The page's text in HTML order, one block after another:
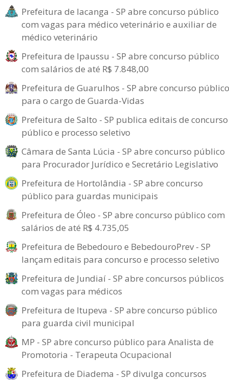
Prefeitura de Iacanga - SP abre concurso público
com vagas para médico veterinário e auxiliar de
médico veterinário
Prefeitura de Ipaussu - SP abre concurso público
com salários de até R$ 7.848,00
Prefeitura de Guarulhos - SP abre concurso público
para o cargo de Guarda-Vidas
Prefeitura de Salto - SP publica editais de concurso
público e processo seletivo
Câmara de Santa Lúcia - SP abre concurso público
para Procurador Jurídico e Secretário Legislativo
Prefeitura de Hortolândia - SP abre concurso
público para guardas municipais
Prefeitura de Óleo - SP abre concurso público com
salários de até R$ 4.735,05
Prefeitura de Bebedouro e BebedouroPrev - SP
lançam editais para concurso e processo seletivo
Prefeitura de Jundiaí - SP abre concursos públicos
com vagas para médicos
Prefeitura de Itupeva - SP abre concurso público
para guarda civil municipal
MP - SP abre concurso público para Analista de
Promotoria - Terapeuta Ocupacional
Prefeitura de Diadema - SP divulga concursos